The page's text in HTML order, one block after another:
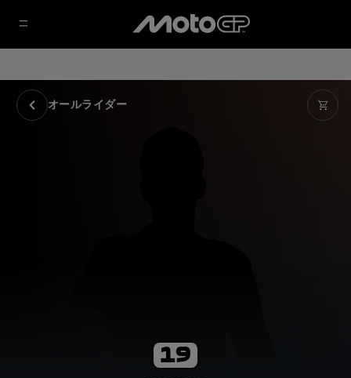
オールライダー
19